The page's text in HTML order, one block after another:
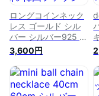
ロングコインネック
レス ゴールド シル
バー シルバー925 プ
チプラ かわいい お
しゃれ 韓国ファッシ
ョン レディース 金
属アレルギー対応
joie
3,600円